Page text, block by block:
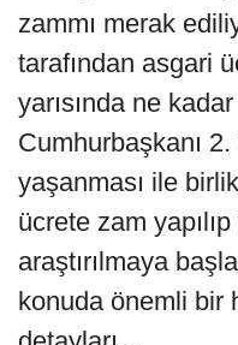
zammı merak
tarafından asgari
yarısında ne
Cumhurbaşkanı
yaşanması ile
ücrete zam
araştırılmaya
konuda önemli bir